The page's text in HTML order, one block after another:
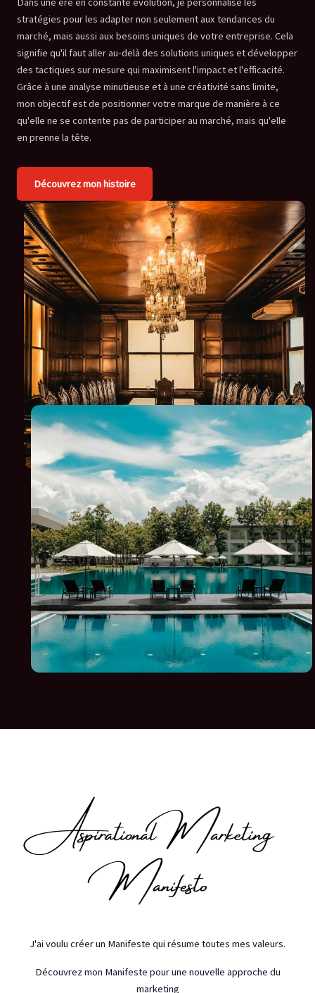
stratégies pour les adapter non seulement aux tendances du
marché, mais aussi aux besoins uniques de votre entreprise. Cela
signifie qu'il faut aller au-delà des solutions uniques et développer
des tactiques sur mesure qui maximisent l'impact et l'efficacité.
Grâce à une analyse minutieuse et à une créativité sans limite,
mon objectif est de positionner votre marque de manière à ce
qu'elle ne se contente pas de participer au marché, mais qu'elle
en prenne la tête.
Découvrez mon histoire
J'ai voulu créer un Manifeste qui résume toutes mes valeurs.
Découvrez mon Manifeste pour une nouvelle approche du
marketing